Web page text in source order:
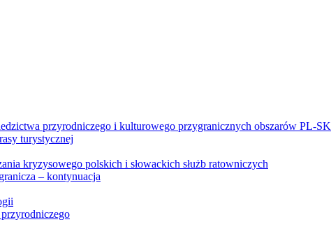
przyrodniczego i kulturowego przygranicznych obszarów PL-SK
turystycznej
kryzysowego polskich i słowackich służb ratowniczych
– kontynuacja